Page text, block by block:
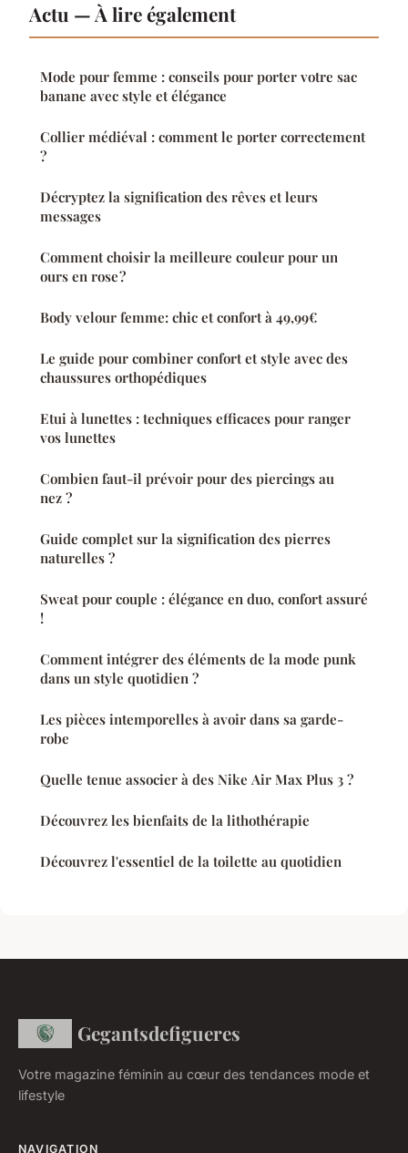
Actu — À lire également
Mode pour femme : conseils pour porter votre sac
banane avec style et élégance
Collier médiéval : comment le porter correctement
?
Décryptez la signification des rêves et leurs
messages
Comment choisir la meilleure couleur pour un
ours en rose ?
Body velour femme: chic et confort à 49,99€
Le guide pour combiner confort et style avec des
chaussures orthopédiques
Etui à lunettes : techniques efficaces pour ranger
vos lunettes
Combien faut-il prévoir pour des piercings au
nez ?
Guide complet sur la signification des pierres
naturelles ?
Sweat pour couple : élégance en duo, confort assuré
!
Comment intégrer des éléments de la mode punk
dans un style quotidien ?
Les pièces intemporelles à avoir dans sa garde-
robe
Quelle tenue associer à des Nike Air Max Plus 3 ?
Découvrez les bienfaits de la lithothérapie
Découvrez l'essentiel de la toilette au quotidien
Gegantsdefigueres
Votre magazine féminin au cœur des tendances mode et
lifestyle
NAVIGATION